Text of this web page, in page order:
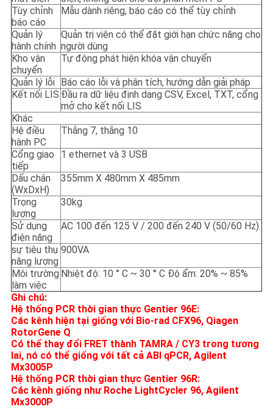
Tùy chỉnh
báo cáo
Mẫu dành riêng, báo cáo có thể tùy chỉnh
Quản lý
hành chính
Quản trị viên có thể đặt giới hạn chức năng cho
người dùng
Kho vận
chuyển
Tự động phát hiện khóa vận chuyển
Quản lý lỗi
Báo cáo lỗi và phân tích, hướng dẫn giải pháp
Kết nối LIS Đầu ra dữ liệu định dạng CSV, Excel, TXT, cổng
mở cho kết nối LIS
Khác
Hệ điều
hành PC
Thắng 7, thắng 10
Cổng giao
tiếp
1 ethernet và 3 USB
Dấu chân
(WxDxH)
355mm X 480mm X 485mm
Trọng
lượng
30kg
Sử dụng
điện năng
AC 100 đến 125 V / 200 đến 240 V (50/60 Hz).
sự tiêu thụ
năng lượng
900VA
Môi trường
làm việc
Nhiệt độ: 10 ° C ~ 30 ° C Độ ẩm: 20% ~ 85%
Ghi chú:
Hệ thống PCR thời gian thực Gentier 96E:
Các kênh hiện tại giống với Bio-rad CFX96, Qiagen
RotorGene Q
Có thể thay đổi FRET thành TAMRA / CY3 trong tương
lai, nó có thể giống với tất cả ABI qPCR, Agilent
Mx3005P
Hệ thống PCR thời gian thực Gentier 96R:
Các kênh giống như Roche LightCycler 96, Agilent
Mx3000P